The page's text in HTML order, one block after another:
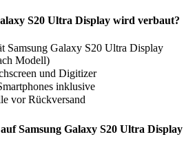
S20 Ultra Display wird verbaut?
Samsung Galaxy S20 Ultra Display
Modell)
und Digitizer
inklusive
vor Rückversand
Samsung Galaxy S20 Ultra Display